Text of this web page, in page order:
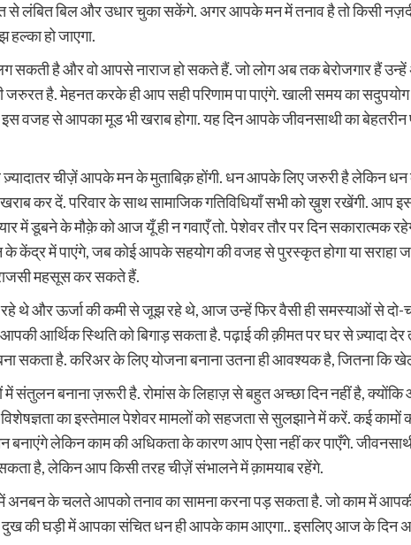
लंबित बिल और उधार चुका सकेंगे. अगर आपके मन में तनाव है तो किसी
हो जाएगा.
सकती है और वो आपसे नाराज हो सकते हैं. जो लोग अब तक बेरोजगार हैं उन्हें
है. मेहनत करके ही आप सही परिणाम पा पाएंगे. खाली समय का सदुपयोग
वजह से आपका मूड भी खराब होगा. यह दिन आपके जीवनसाथी का
चीज़ें आपके मन के मुताबिक़ होंगी. धन आपके लिए जरुरी है लेकिन
खराब कर दें. परिवार के साथ सामाजिक गतिविधियाँ सभी को ख़ुश रखेंगी. आप
में डूबने के मौक़े को आज यूँ ही न गवाएँ तो. पेशेवर तौर पर दिन सकारात्मक
केंद्र में पाएंगे, जब कोई आपके सहयोग की वजह से पुरस्कृत होगा या सराहा
महसूस कर सकते हैं.
थे और ऊर्जा की कमी से जूझ रहे थे, आज उन्हें फिर वैसी ही समस्याओं से दो-
आर्थिक स्थिति को बिगाड़ सकता है. पढ़ाई की क़ीमत पर घर से ज़्यादा देर
सकता है. करिअर के लिए योजना बनाना उतना ही आवश्यक है, जितना कि
में संतुलन बनाना ज़रूरी है. रोमांस के लिहाज़ से बहुत अच्छा दिन नहीं है,
का इस्तेमाल पेशेवर मामलों को सहजता से सुलझाने में करें. कई कामों
लेकिन काम की अधिकता के कारण आप ऐसा नहीं कर पाएँगे.
है, लेकिन आप किसी तरह चीज़ें संभालने में क़ामयाब रहेंगे.
में अनबन के चलते आपको तनाव का सामना करना पड़ सकता है. जो काम में
दुख की घड़ी में आपका संचित धन ही आपके काम आएगा.. इसलिए आज के दिन